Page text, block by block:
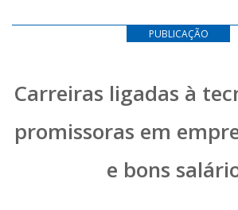
PUBLICAÇÃO
Carreiras ligadas à
promissoras em
e bons